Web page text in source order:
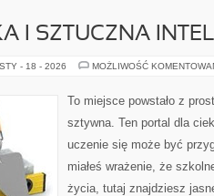
I SZTUCZNA
STY - 18 - 2026 MOŻLIWOŚĆ
To miejsce powstało z
sztywna. Ten portal dla
uczenie się może być
miałeś wrażenie, że
życia, tutaj znajdziesz